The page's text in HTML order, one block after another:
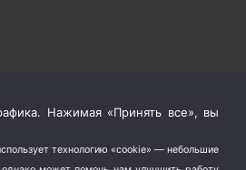
Нажимая «Принять все», вы
технологию «cookie» — небольшие